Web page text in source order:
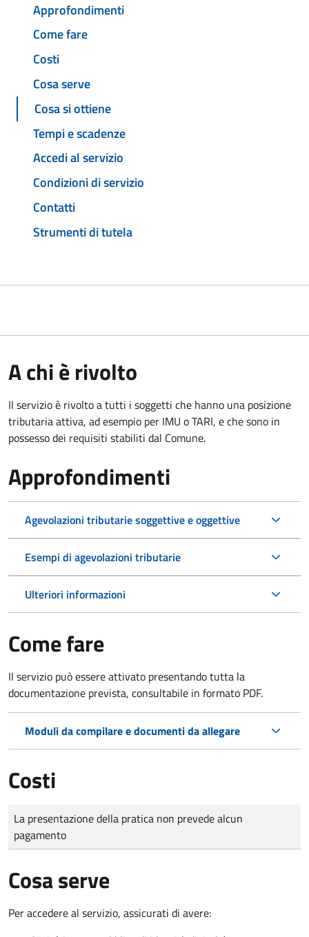
Approfondimenti
Come fare
Costi
Cosa serve
Cosa si ottiene
Tempi e scadenze
Accedi al servizio
Condizioni di servizio
Contatti
Strumenti di tutela
A chi è rivolto
Il servizio è rivolto a tutti i soggetti che hanno una posizione
tributaria attiva, ad esempio per IMU o TARI, e che sono in
possesso dei requisiti stabiliti dal Comune.
Approfondimenti
Agevolazioni tributarie soggettive e oggettive
Esempi di agevolazioni tributarie
Ulteriori informazioni
Come fare
Il servizio può essere attivato presentando tutta la
documentazione prevista, consultabile in formato PDF.
Moduli da compilare e documenti da allegare
Costi
Tipo di pagamento
Importo
La presentazione della pratica non prevede alcun
pagamento
Cosa serve
Per accedere al servizio, assicurati di avere: